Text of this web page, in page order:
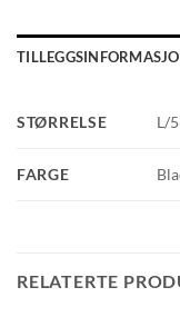
STØRRELSE L/
FARGE
RELATERTE